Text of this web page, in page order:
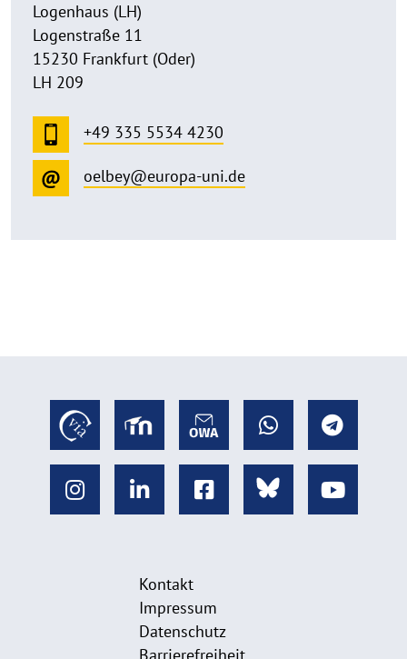
Logenhaus (LH)
Logenstraße 11
15230 Frankfurt (Oder)
LH 209
+49 335 5534 4230
oelbey@europa-uni.de
Kontakt
Impressum
Datenschutz